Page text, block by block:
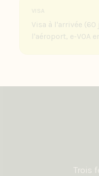
Visa à l'arrivée
l'aéroport, e-VOA
Trois